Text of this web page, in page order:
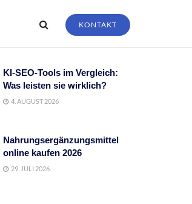
KONTAKT
KI-SEO-Tools im Vergleich:
Was leisten sie wirklich?
4. AUGUST 2026
Nahrungsergänzungsmittel
online kaufen 2026
29. JULI 2026